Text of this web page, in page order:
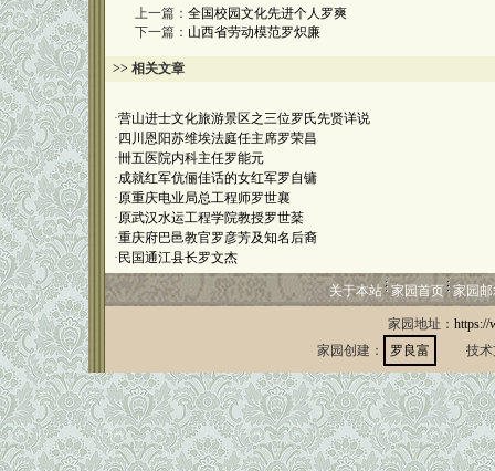
上一篇： 全国校园文化先进个人罗爽
下一篇： 山西省劳动模范罗炽廉
>> 相关文章
·营山进士文化旅游景区之三位罗氏先贤详说
· 四川恩阳苏维埃法庭任主席罗荣昌
·卌五医院内科主任罗能元
·成就红军伉俪佳话的女红军罗自镛
·原重庆电业局总工程师罗世襄
·原武汉水运工程学院教授罗世棻
·重庆府巴邑教官罗彦芳及知名后裔
· 民国通江县长罗文杰
关于本站 家园首页 家园
家园地址： https://
家园创建：
罗良富 技术